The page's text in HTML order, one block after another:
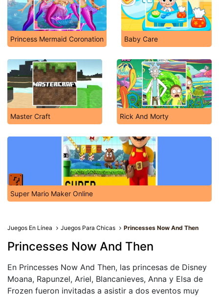
Princess Mermaid Coronation Baby Care
Master Craft Rick And Morty
Super Mario Maker Online
Juegos En Línea Juegos Para Chicas Princesses Now And Then
Princesses Now And Then
En Princesses Now And Then, las princesas de Disney
Moana, Rapunzel, Ariel, Blancanieves, Anna y Elsa de
Frozen fueron invitadas a asistir a dos eventos muy